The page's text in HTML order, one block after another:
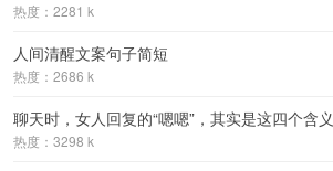
热度：2281 k
人间清醒文案句子简短
热度：2686 k
聊天时，女人回复的“嗯嗯”，其实是这四个含义
热度：3298 k